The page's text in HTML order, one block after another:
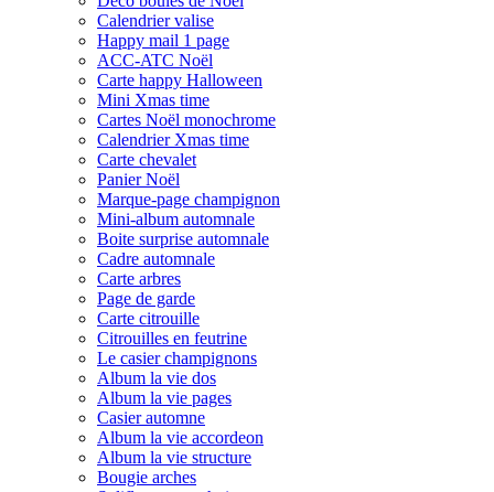
Calendrier valise
Happy mail 1 page
ACC-ATC Noël
Carte happy Halloween
Mini Xmas time
Cartes Noël monochrome
Calendrier Xmas time
Carte chevalet
Panier Noël
Marque-page champignon
Mini-album automnale
Boite surprise automnale
Cadre automnale
Carte arbres
Page de garde
Carte citrouille
Citrouilles en feutrine
Le casier champignons
Album la vie dos
Album la vie pages
Casier automne
Album la vie accordeon
Album la vie structure
Bougie arches